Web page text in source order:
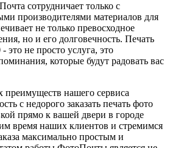
сотрудничает только с
производителями материалов для
не только превосходное
но и его долговечность. Печать
это не просто услуга, это
которые будут радовать вас
нашего сервиса
с недорого заказать печать фото
прямо к вашей двери в городе
время наших клиентов и стремимся
максимально простым и